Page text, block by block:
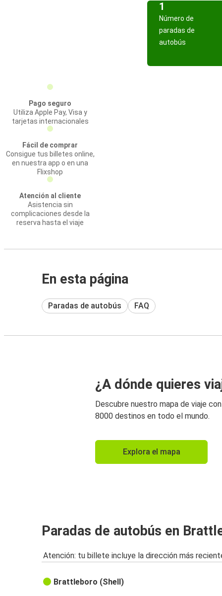
1
Número de
paradas de
autobús
Pago seguro
Utiliza Apple Pay, Visa y
tarjetas internacionales
Fácil de comprar
Consigue tus billetes online,
en nuestra app o en una
Flixshop
Atención al cliente
Asistencia sin
complicaciones desde la
reserva hasta el viaje
En esta página
Paradas de autobús FAQ
¿A dónde quieres
Descubre nuestro mapa de viaje
8000 destinos en todo el mundo.
Explora el mapa
Paradas de autobús en
Atención: tu billete incluye la dirección más
Brattleboro (Shell)